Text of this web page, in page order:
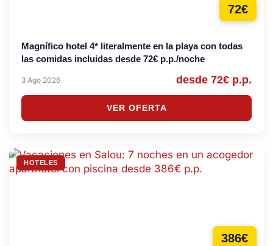
72€
Magnífico hotel 4* literalmente en la playa con todas
las comidas incluidas desde 72€ p.p./noche
3 Ago 2026 desde 72€ p.p.
VER OFERTA
HOTELES
386€